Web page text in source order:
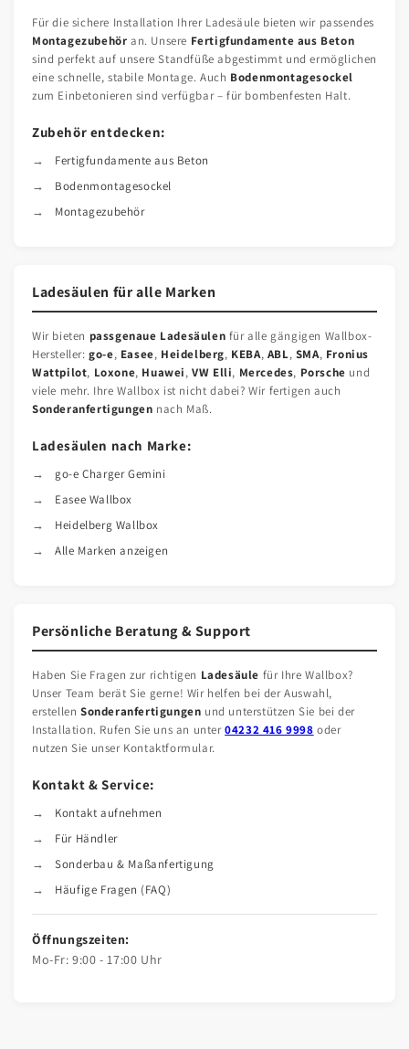
Für die sichere Installation Ihrer Ladesäule bieten wir passendes
Montagezubehör an. Unsere Fertigfundamente aus Beton
sind perfekt auf unsere Standfüße abgestimmt und ermöglichen
eine schnelle, stabile Montage. Auch Bodenmontagesockel
zum Einbetonieren sind verfügbar – für bombenfesten Halt.
Zubehör entdecken:
Fertigfundamente aus Beton
Bodenmontagesockel
Montagezubehör
Ladesäulen für alle Marken
Wir bieten passgenaue Ladesäulen für alle gängigen Wallbox-
Hersteller:go-e, Easee, Heidelberg, KEBA, ABL, SMA, Fronius
Wattpilot, Loxone, Huawei,VW Elli, Mercedes, Porsche und
viele mehr. Ihre Wallbox ist nicht dabei? Wir fertigen auch
Sonderanfertigungen nach Maß.
Ladesäulen nach Marke:
go-e Charger Gemini
Easee Wallbox
Heidelberg Wallbox
Alle Marken anzeigen
Persönliche Beratung & Support
Haben Sie Fragen zur richtigen Ladesäule für Ihre Wallbox?
Unser Team berät Sie gerne! Wir helfen bei der Auswahl,
erstellen Sonderanfertigungen und unterstützen Sie bei der
Installation. Rufen Sie uns an unter04232 416 9998 oder
nutzen Sie unser Kontaktformular.
Kontakt & Service:
Kontakt aufnehmen
Für Händler
Sonderbau & Maßanfertigung
Häufige Fragen (FAQ)
Öffnungszeiten:
Mo-Fr: 9:00 - 17:00 Uhr